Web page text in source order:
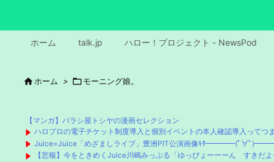
ホーム talk.jp ハロー！プロジェクト - NewsPod
 ホーム > モーニング娘。
【マンガ】バラシ屋トシヤの漫画セレクション
ハロプロの電子チケット制度導入と個別イベントの本人確認導入って
Juice=Juice「めざましライブ」豊洲PIT公演画像ｷﾀ━━━━(ﾟ∀ﾟ
【悲報】今をときめくJuice川嶋みっぷる「ゆっぴょーーーん すきだ